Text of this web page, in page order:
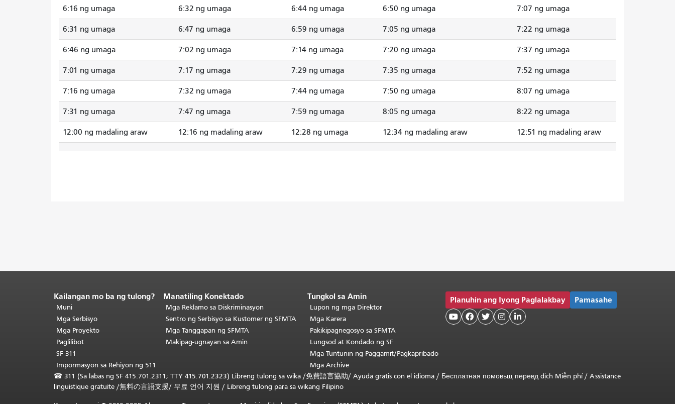
6:16 ng umaga 6:32 ng umaga 6:44 ng umaga 6:50 ng umaga 7:07 ng umaga
6:31 ng umaga 6:47 ng umaga 6:59 ng umaga 7:05 ng umaga 7:22 ng umaga
6:46 ng umaga 7:02 ng umaga 7:14 ng umaga 7:20 ng umaga 7:37 ng umaga
7:01 ng umaga 7:17 ng umaga 7:29 ng umaga 7:35 ng umaga 7:52 ng umaga
7:16 ng umaga 7:32 ng umaga 7:44 ng umaga 7:50 ng umaga 8:07 ng umaga
7:31 ng umaga 7:47 ng umaga 7:59 ng umaga 8:05 ng umaga 8:22 ng umaga
12:00 ng madaling araw 12:16 ng madaling araw 12:28 ng umaga 12:34 ng madaling araw 12:51 ng madaling araw
Katapusan
ng
nilalaman
ng
pahina.Ang
natitirang
pahinang
ito
ay
Kailangan mo ba ng tulong?
Muni
Mga Serbisyo
Mga Proyekto
Paglilibot
SF 311
Impormasyon sa Rehiyon ng 511
Manatiling Konektado
Mga Reklamo sa Diskriminasyon
Sentro ng Serbisyo sa Kustomer ng SFMTA
Mga Tanggapan ng SFMTA
Makipag-ugnayan sa Amin
Tungkol sa Amin
Lupon ng mga Direktor
Mga Karera
Pakikipagnegosyo sa SFMTA
Lungsod at Kondado ng SF
Mga Tuntunin ng Paggamit/Pagkapribado
Mga Archive
Planuhin ang Iyong Paglalakbay Pamasahe
    
☎ 311 (Sa labas ng SF 415.701.2311; TTY 415.701.2323) Libreng tulong sa wika /免費語言協助/ Ayuda gratis con el idioma / Бесплатная помовьщ перевд dịch Miễn phí/ Assistance
linguistique gratuite /無料の言語支援/ 무료 언어 지원 / Libreng tulong para sa wikang Filipino